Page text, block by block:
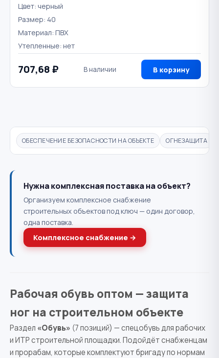
Цвет: черный
Размер: 40
Материал: ПВХ
Утепленные: нет
707,68 ₽ В наличии В корзину
ОБЕСПЕЧЕНИЕ БЕЗОПАСНОСТИ НА ОБЪЕКТЕ ОГНЕЗАЩИТА
Нужна комплексная поставка на объект?
Организуем комплексное снабжение
строительных объектов под ключ — один договор,
одна поставка.
Комплексное снабжение →
Рабочая обувь оптом — защита
ног на строительном объекте
Раздел «Обувь» (7 позиций) — спецобувь для рабочих
и ИТР строительной площадки. Подойдёт снабженцам
и прорабам, которые комплектуют бригаду по нормам